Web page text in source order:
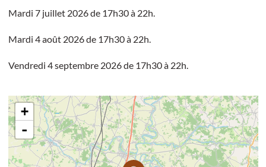
Mardi 7 juillet 2026 de 17h30 à 22h.
Mardi 4 août 2026 de 17h30 à 22h.
Vendredi 4 septembre 2026 de 17h30 à 22h.
+
-